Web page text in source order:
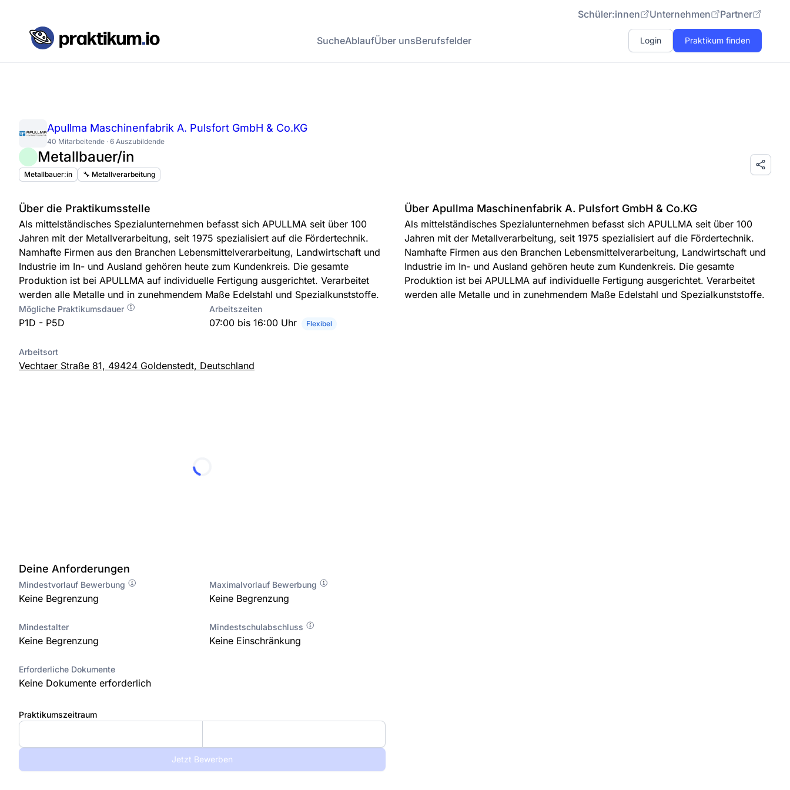
Schüler:innen Unternehmen Partner
SucheAblaufÜber unsBerufsfelder Login Praktikum finden
Apullma Maschinenfabrik A. Pulsfort GmbH & Co.KG
40 Mitarbeitende · 6 Auszubildende
Metallbauer/in
Metallbauer:in 🔧 Metallverarbeitung
Über die Praktikumsstelle
Als mittelständisches Spezialunternehmen befasst sich APULLMA seit über 100
Jahren mit der Metallverarbeitung, seit 1975 spezialisiert auf die Fördertechnik.
Namhafte Firmen aus den Branchen Lebensmittelverarbeitung, Landwirtschaft und
Industrie im In- und Ausland gehören heute zum Kundenkreis. Die gesamte
Produktion ist bei APULLMA auf individuelle Fertigung ausgerichtet. Verarbeitet
werden alle Metalle und in zunehmendem Maße Edelstahl und Spezialkunststoffe.
Mögliche Praktikumsdauer
P1D - P5D
Arbeitszeiten
07:00 bis 16:00 Uhr Flexibel
Arbeitsort
Vechtaer Straße 81, 49424 Goldenstedt, Deutschland
Deine Anforderungen
Mindestvorlauf Bewerbung
Keine Begrenzung
Maximalvorlauf Bewerbung
Keine Begrenzung
Mindestalter
Keine Begrenzung
Mindestschulabschluss
Keine Einschränkung
Erforderliche Dokumente
Keine Dokumente erforderlich
Über Apullma Maschinenfabrik A. Pulsfort GmbH & Co.KG
Als mittelständisches Spezialunternehmen befasst sich APULLMA seit über 100
Jahren mit der Metallverarbeitung, seit 1975 spezialisiert auf die Fördertechnik.
Namhafte Firmen aus den Branchen Lebensmittelverarbeitung, Landwirtschaft und
Industrie im In- und Ausland gehören heute zum Kundenkreis. Die gesamte
Produktion ist bei APULLMA auf individuelle Fertigung ausgerichtet. Verarbeitet
werden alle Metalle und in zunehmendem Maße Edelstahl und Spezialkunststoffe.
Praktikumszeitraum
Jetzt Bewerben